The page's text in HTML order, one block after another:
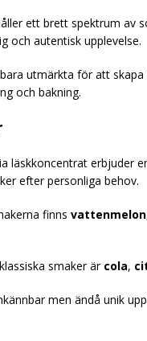
ett brett spektrum av
och autentisk upplevelse.
utmärkta för att
och bakning.
läskkoncentrat erbjuder
efter personliga behov.
finns vattenmelon
smaker är cola,
men ändå unik